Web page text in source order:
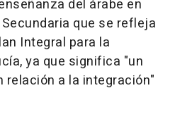
del árabe en
que se refleja
Integral para la
ya que significa "un
a la integración"